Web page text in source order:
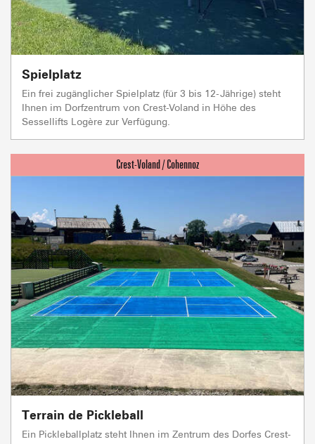
Spielplatz
Ein frei zugänglicher Spielplatz (für 3 bis 12-Jährige) steht
Ihnen im Dorfzentrum von Crest-Voland in Höhe des
Sessellifts Logère zur Verfügung.
Terrain de Pickleball
Ein Pickleballplatz steht Ihnen im Zentrum des Dorfes Crest-